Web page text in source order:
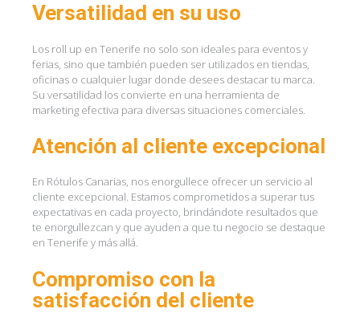
Versatilidad en su uso
Los roll up en Tenerife no solo son ideales para eventos y
ferias, sino que también pueden ser utilizados en tiendas,
oficinas o cualquier lugar donde desees destacar tu marca.
Su versatilidad los convierte en una herramienta de
marketing efectiva para diversas situaciones comerciales.
Atención al cliente excepcional
En Rótulos Canarias, nos enorgullece ofrecer un servicio al
cliente excepcional. Estamos comprometidos a superar tus
expectativas en cada proyecto, brindándote resultados que
te enorgullezcan y que ayuden a que tu negocio se destaque
en Tenerife y más allá.
Compromiso con la
satisfacción del cliente